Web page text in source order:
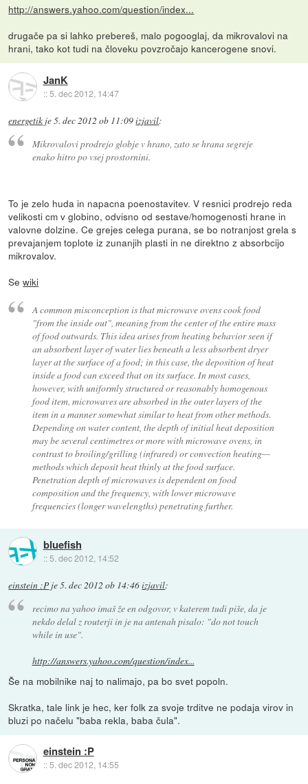
http://answers.yahoo.com/question/index...
drugače pa si lahko prebereš, malo pogooglaj, da mikrovalovi na
hrani, tako kot tudi na človeku povzročajo kancerogene snovi.
JanK
::5. dec 2012, 14:47
energetik je5. dec 2012 ob 11:09izjavil:
Mikrovalovi prodrejo globje v hrano, zato se hrana segreje
enako hitro po vsej prostornini.
To je zelo huda in napacna poenostavitev. V resnici prodrejo reda
velikosti cm v globino, odvisno od sestave/homogenosti hrane in
valovne dolzine. Ce grejes celega purana, se bo notranjost grela s
prevajanjem toplote iz zunanjih plasti in ne direktno z absorbcijo
mikrovalov.
Sewiki
A common misconception is that microwave ovens cook food
"from the inside out", meaning from the center of the entire mass
of food outwards. This idea arises from heating behavior seen if
an absorbent layer of water lies beneath a less absorbent dryer
layer at the surface of a food; in this case, the deposition of heat
inside a food can exceed that on its surface. In most cases,
however, with uniformly structured or reasonably homogenous
food item, microwaves are absorbed in the outer layers of the
item in a manner somewhat similar to heat from other methods.
Depending on water content, the depth of initial heat deposition
may be several centimetres or more with microwave ovens, in
contrast to broiling/grilling (infrared) or convection heating—
methods which deposit heat thinly at the food surface.
Penetration depth of microwaves is dependent on food
composition and the frequency, with lower microwave
frequencies (longer wavelengths) penetrating further.
bluefish
:: 5. dec 2012, 14:52
einstein :P je5. dec 2012 ob 14:46izjavil:
recimo na yahoo imaš že en odgovor, v katerem tudi piše, da je
nekdo delal z routerji in je na antenah pisalo: "do not touch
while in use".
http://answers.yahoo.com/question/index...
Še na mobilnike naj to nalimajo, pa bo svet popoln.
Skratka, tale link je hec, ker folk za svoje trditve ne podaja virov in
bluzi po načelu "baba rekla, baba čula".
einstein :P
::5. dec 2012, 14:55